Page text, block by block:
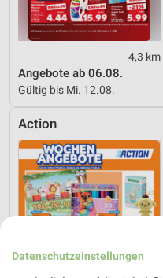
4,3 km
Angebote ab 06.08.
Gültig bis Mi. 12.08.
Action
Datenschutzeinstellungen